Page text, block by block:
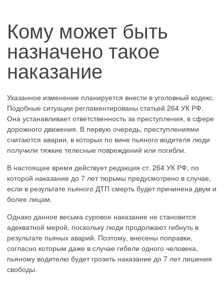
Кому может быть
назначено такое
наказание
Указанное изменение планируется внести в уголовный кодекс.
Подобные ситуации регламентированы статьей 264 УК РФ.
Она устанавливает ответственность за преступления, в сфере
дорожного движения. В первую очередь, преступлениями
считаются аварии, в которых по вине пьяного водителя люди
получили тяжкие телесные повреждений или погибли.
В настоящее время действует редакция ст. 264 УК РФ, по
которой наказание до 7 лет тюрьмы предусмотрено в случае,
если в результате пьяного ДТП смерть будет причинена двум и
более лицам.
Однако данное весьма суровое наказание не становится
адекватной мерой, поскольку люди продолжают гибнуть в
результате пьяных аварий. Поэтому, внесены поправки,
согласно которым даже в случае гибели одного человека,
пьяному водителю будет грозить наказание до 7 лет лишения
свободы.